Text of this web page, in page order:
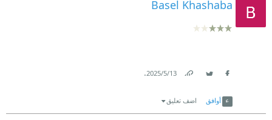
Basel Khashaba
13‏/5‏/2025
.
أوافق اضف تعليق